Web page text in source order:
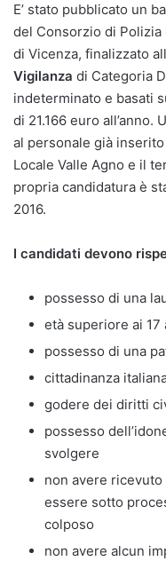
E’ stato pubblicato un
del Consorzio di
di Vicenza, finalizzato
Vigilanza di Categoria
indeterminato e basati
di 21.166 euro
al personale già
Locale Valle Agno e il
propria candidatura è
2016.
I candidati devono
possesso di una
età superiore ai 17
possesso di una
cittadinanza
godere dei diritti
possesso
svolgere
non avere ricevuto
essere sotto
colposo
non avere alcun